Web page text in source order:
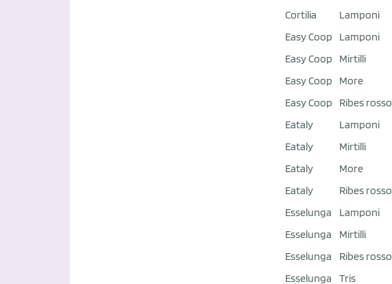
Cortilia
Lamponi
Easy Coop
Lamponi
Easy Coop
Mirtilli
Easy Coop
More
Easy Coop
Ribes rosso
Eataly
Lamponi
Eataly
Mirtilli
Eataly
More
Eataly
Ribes rosso
Esselunga
Lamponi
Esselunga
Mirtilli
Esselunga
Ribes rosso
Esselunga
Tris